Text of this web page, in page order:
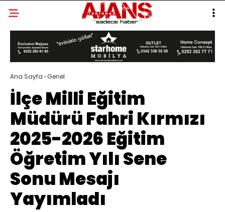
Ana Sayfa ›Genel
İlçe Milli Eğitim
Müdürü Fahri Kırmızı
2025-2026 Eğitim
Öğretim Yılı Sene
Sonu Mesajı
Yayımladı